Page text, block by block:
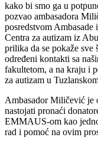
kako bi smo ga u
pozvao ambasadora
posredstvom
Centra za autizam iz
prilika da se pokaže sve
određeni kontakti sa
fakultetom, a na kraju i
za autizam u
Ambasador Miličević je
nastojati pronaći
EMMAUS-om kao
rad i pomoć na ovim